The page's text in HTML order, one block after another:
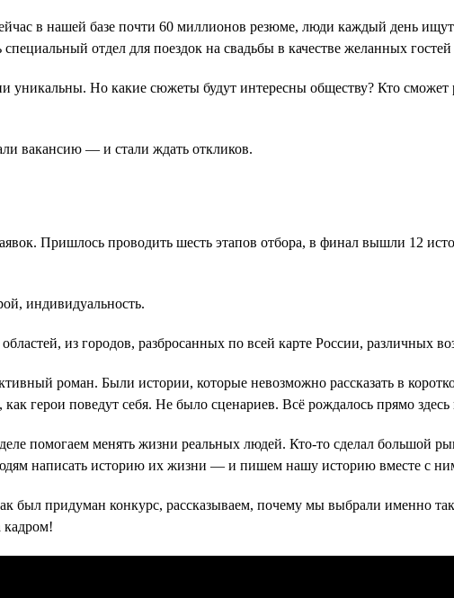
в нашей базе почти 60 миллионов резюме, люди каждый день
отдел для поездок на свадьбы в качестве желанных
уникальны. Но какие сюжеты будут интересны обществу? Кто сможет
вакансию — и стали ждать откликов.
Пришлось проводить шесть этапов отбора, в финал вышли 12
индивидуальность.
из городов, разбросанных по всей карте России, различных
роман. Были истории, которые невозможно рассказать в
герои поведут себя. Не было сценариев. Всё рождалось прямо здесь
помогаем менять жизни реальных людей. Кто-то сделал большой
написать историю их жизни — и пишем нашу историю вместе с
был придуман конкурс, рассказываем, почему мы выбрали именно
кадром!